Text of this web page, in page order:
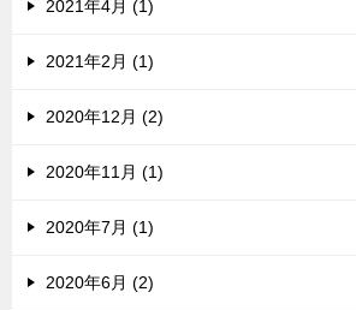
2021年4月 (1)
2021年2月 (1)
2020年12月 (2)
2020年11月 (1)
2020年7月 (1)
2020年6月 (2)